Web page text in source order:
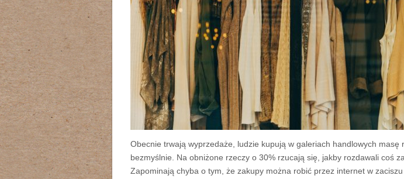
Obecnie trwają wyprzedaże, ludzie kupują w galeriach handlowych masę
bezmyślnie. Na obniżone rzeczy o 30% rzucają się, jakby rozdawali coś
Zapominają chyba o tym, że zakupy można robić przez internet w zaciszu